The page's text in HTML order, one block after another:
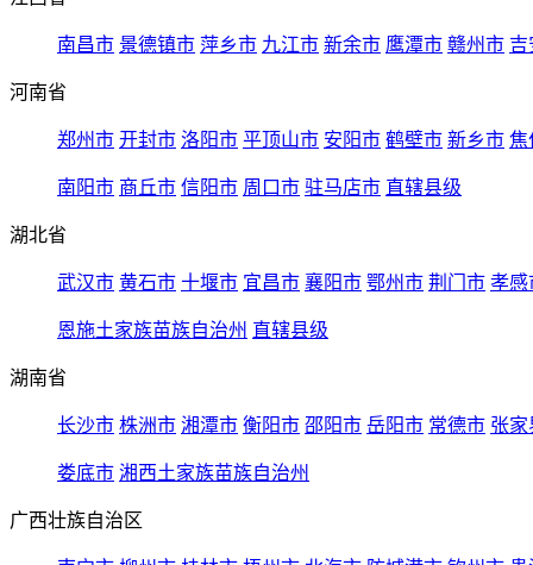
南昌市 景德镇市 萍乡市 九江市 新余市 鹰潭市 赣州市 吉
河南省
郑州市 开封市 洛阳市 平顶山市 安阳市 鹤壁市 新乡市 焦
南阳市 商丘市 信阳市 周口市 驻马店市 直辖县级
湖北省
武汉市 黄石市 十堰市 宜昌市 襄阳市 鄂州市 荆门市 孝感
恩施土家族苗族自治州 直辖县级
湖南省
长沙市 株洲市 湘潭市 衡阳市 邵阳市 岳阳市 常德市 张家
娄底市 湘西土家族苗族自治州
广西壮族自治区